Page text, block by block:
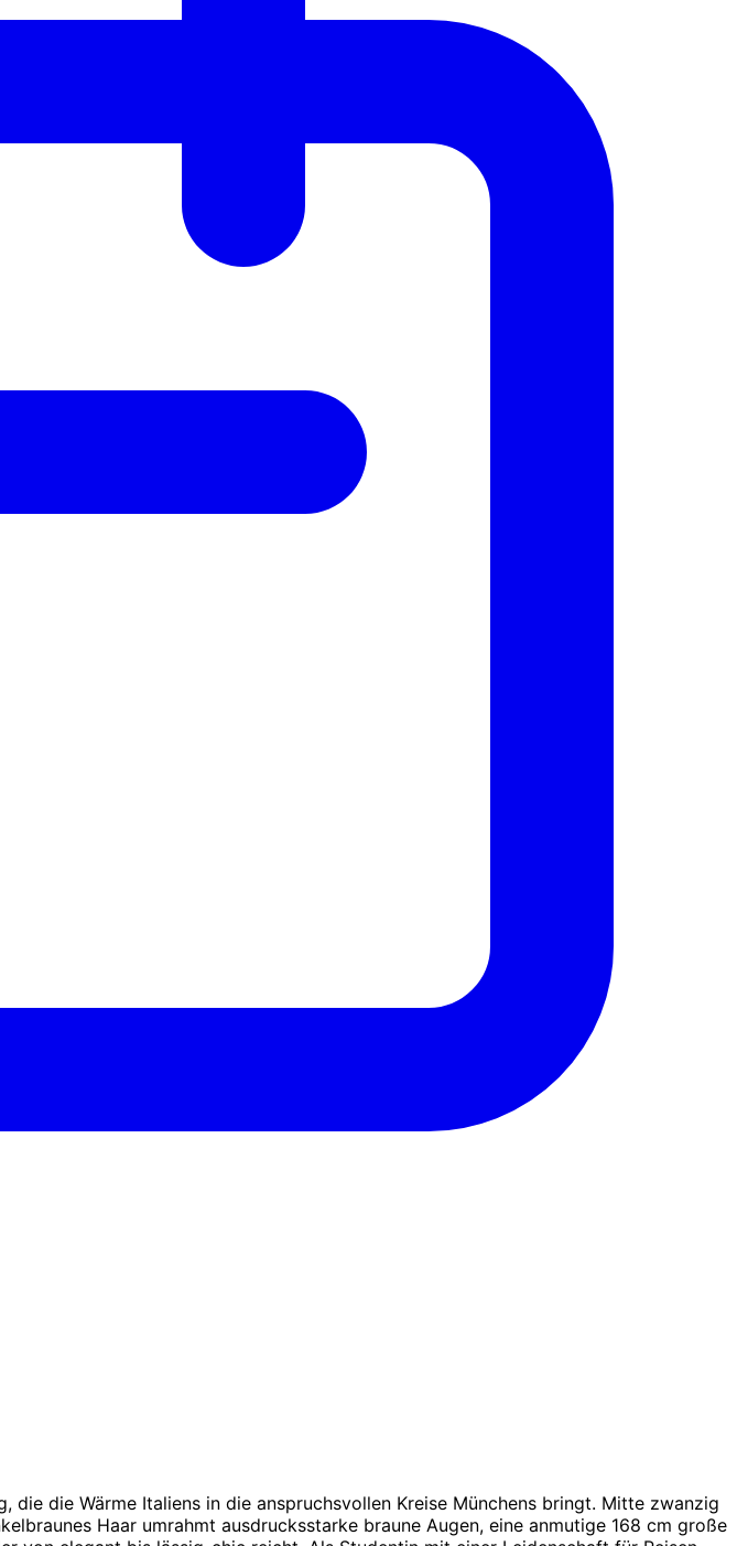
die Wärme Italiens in die anspruchsvollen Kreise Münchens bringt. Mitte zwanzig
Haar umrahmt ausdrucksstarke braune Augen, eine anmutige 168 cm große